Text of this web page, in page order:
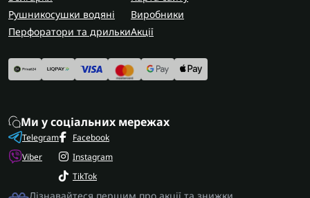
Рушникосушки водяні
Перфоратори та дрильки
Виробники
Акції
Ми у соціальних мережах
Telegram
Viber
Facebook
Instagram
TikTok